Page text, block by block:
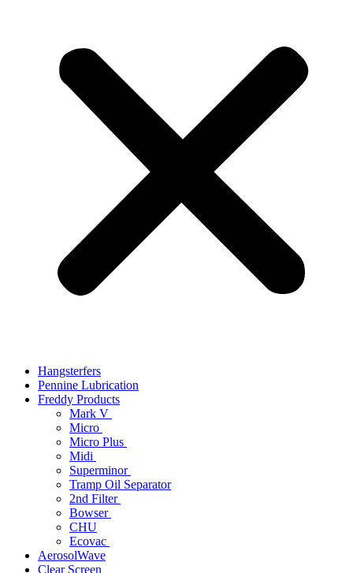
Hangsterfers
Pennine Lubrication
Freddy Products
Mark V
Micro
Micro Plus
Midi
Superminor
Tramp Oil Separator
2nd Filter
Bowser
CHU
Ecovac
AerosolWave
Clear Screen